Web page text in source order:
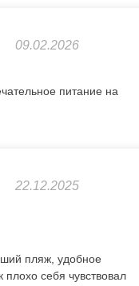
09.02.2026
питание на
22.12.2025
пляж, удобное
себя чувствовал